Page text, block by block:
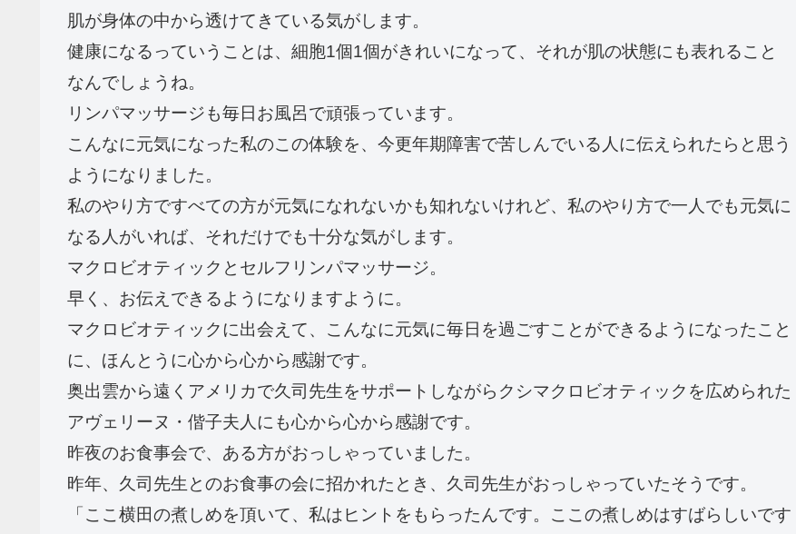
肌が身体の中から透けてきている気がします。
健康になるっていうことは、細胞1個1個がきれいになって、それが肌の状態にも表れること
なんでしょうね。
リンパマッサージも毎日お風呂で頑張っています。
こんなに元気になった私のこの体験を、今更年期障害で苦しんでいる人に伝えられたらと思う
ようになりました。
私のやり方ですべての方が元気になれないかも知れないけれど、私のやり方で一人でも元気に
なる人がいれば、それだけでも十分な気がします。
マクロビオティックとセルフリンパマッサージ。
早く、お伝えできるようになりますように。
マクロビオティックに出会えて、こんなに元気に毎日を過ごすことができるようになったこと
に、ほんとうに心から心から感謝です。
奥出雲から遠くアメリカで久司先生をサポートしながらクシマクロビオティックを広められた
アヴェリーヌ・偕子夫人にも心から心から感謝です。
昨夜のお食事会で、ある方がおっしゃっていました。
昨年、久司先生とのお食事の会に招かれたとき、久司先生がおっしゃっていたそうです。
「ここ横田の煮しめを頂いて、私はヒントをもらったんです。ここの煮しめはすばらしいです